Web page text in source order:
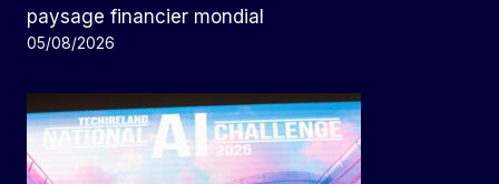
paysage financier mondial
05/08/2026